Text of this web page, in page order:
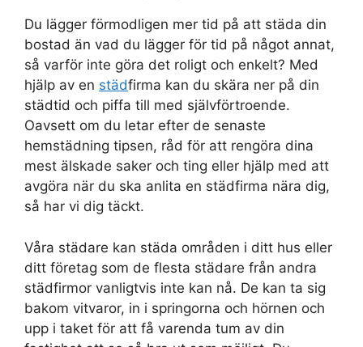
Du lägger förmodligen mer tid på att städa din
bostad än vad du lägger för tid på något annat,
så varför inte göra det roligt och enkelt? Med
hjälp av en städfirma kan du skära ner på din
städtid och piffa till med självförtroende.
Oavsett om du letar efter de senaste
hemstädning tipsen, råd för att rengöra dina
mest älskade saker och ting eller hjälp med att
avgöra när du ska anlita en städfirma nära dig,
så har vi dig täckt.
Våra städare kan städa områden i ditt hus eller
ditt företag som de flesta städare från andra
städfirmor vanligtvis inte kan nå. De kan ta sig
bakom vitvaror, in i springorna och hörnen och
upp i taket för att få varenda tum av din